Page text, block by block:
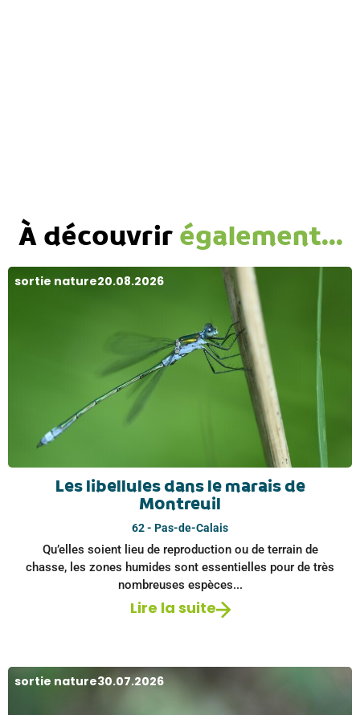
À découvrirégalement...
sortie nature20.08.2026
Les libellules dans le marais de
Montreuil
62 - Pas-de-Calais
Qu’elles soient lieu de reproduction ou de terrain de
chasse, les zones humides sont essentielles pour de très
nombreuses espèces...
Lire la suite
sortie nature30.07.2026